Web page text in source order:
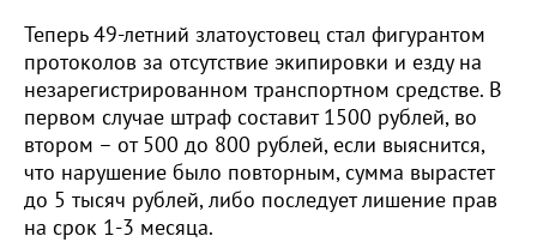
Теперь 49-летний златоустовец стал фигурантом
протоколов за отсутствие экипировки и езду на
незарегистрированном транспортном средстве. В
первом случае штраф составит 1500 рублей, во
втором – от 500 до 800 рублей, если выяснится,
что нарушение было повторным, сумма вырастет
до 5 тысяч рублей, либо последует лишение прав
на срок 1-3 месяца.